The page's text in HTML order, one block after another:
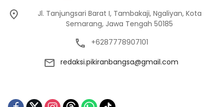
Jl. Tanjungsari Barat I, Tambakaji, Ngaliyan, Kota
Semarang, Jawa Tengah 50185
+6287778907101
redaksi.pikiranbangsa@gmail.com